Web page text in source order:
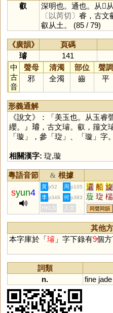
叡
深明也。通也。从𣦼
〔以芮切〕 睿，古文
叡从土。 (85 / 79)
《廣韻》 頁碼
璿
141
中
古
音
聲母 清濁 部位 聲調
邪
全濁 齒 平
形義通解
《說文》：「美玉也。从玉
纓。』𤩅，古文璿。叡，籒文
「璇 」，參「琁 」、「璇 」字。
相關漢字: 琁,璇
粵語音節 & 根據
syun4
黃 p52 周 p105 還 船 旋
蔙 琁 椯
李 p346 何 p383
HKLS 人文 同聲同韻
其他
本字庫於「璿」字下錄有9個
詞類
n.
fine jade